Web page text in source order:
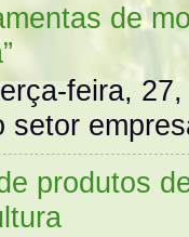
de
feira,
setor
produtos